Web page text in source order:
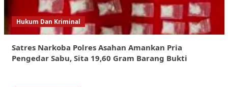
Hukum Dan Kriminal
Satres Narkoba Polres Asahan Amankan Pria
Pengedar Sabu, Sita 19,60 Gram Barang Bukti